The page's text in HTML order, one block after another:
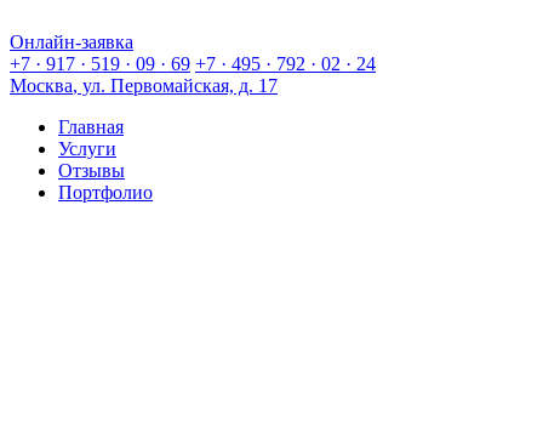
Онлайн-заявка
+7 · 917 · 519 · 09 · 69 +7 · 495 · 792 · 02 · 24
Москва, ул. Первомайская, д. 17
Главная
Услуги
Отзывы
Портфолио